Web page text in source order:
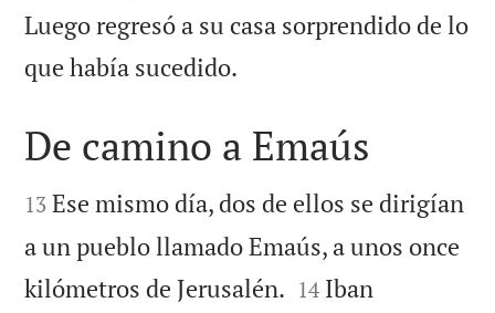
Luego regresó a su casa sorprendido de lo
que había sucedido.

De camino a Emaús

13 Ese mismo día, dos de ellos se dirigían
a un pueblo llamado Emaús, a unos once
kilómetros de Jerusalén. 

14 Iban